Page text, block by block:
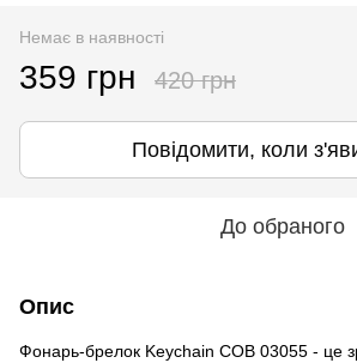
Немає в наявності
359 грн 420 грн
Повідомити, коли
До обраного
Опис
Фонарь-брелок Keychain COB 03055 - це